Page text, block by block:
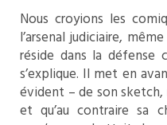
Nous croyions les
l’arsenal judiciaire,
réside dans la défense
s’explique. Il met en
évident – de son sketch,
et qu’au contraire sa